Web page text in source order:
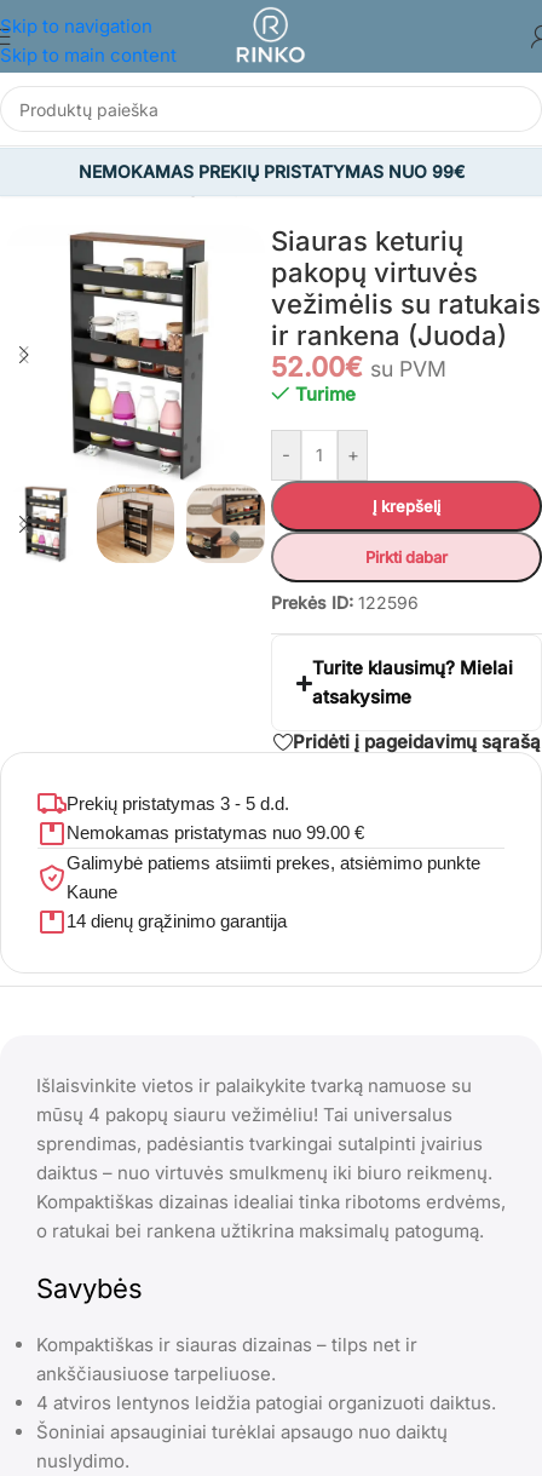
Skip to navigation
Skip to main content
NEMOKAMAS PREKIŲ PRISTATYMAS NUO 99€
Virtuvės ir valgomojo baldai/Virtuvės salos ir vežimėliai
Siauras keturių
pakopų virtuvės
vežimėlis su ratukais
ir rankena (Juoda)
52.00€ su PVM
Turime
- +
Į krepšelį
Pirkti dabar
Prekės ID: 122596
Turite klausimų? Mielai
atsakysime
Pridėti į pageidavimų sąrašą
Prekių pristatymas 3 - 5 d.d.
Nemokamas pristatymas nuo 99.00 €
Galimybė patiems atsiimti prekes, atsiėmimo punkte
Kaune
14 dienų grąžinimo garantija
Išlaisvinkite vietos ir palaikykite tvarką namuose su
mūsų 4 pakopų siauru vežimėliu! Tai universalus
sprendimas, padėsiantis tvarkingai sutalpinti įvairius
daiktus – nuo virtuvės smulkmenų iki biuro reikmenų.
Kompaktiškas dizainas idealiai tinka ribotoms erdvėms,
o ratukai bei rankena užtikrina maksimalų patogumą.
Savybės
Kompaktiškas ir siauras dizainas – tilps net ir
ankščiausiuose tarpeliuose.
4 atviros lentynos leidžia patogiai organizuoti daiktus.
Šoniniai apsauginiai turėklai apsaugo nuo daiktų
nuslydimo.